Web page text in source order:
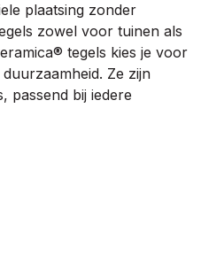
plaatsing zonder
zowel voor tuinen als
tegels kies je voor
Ze zijn
passend bij iedere